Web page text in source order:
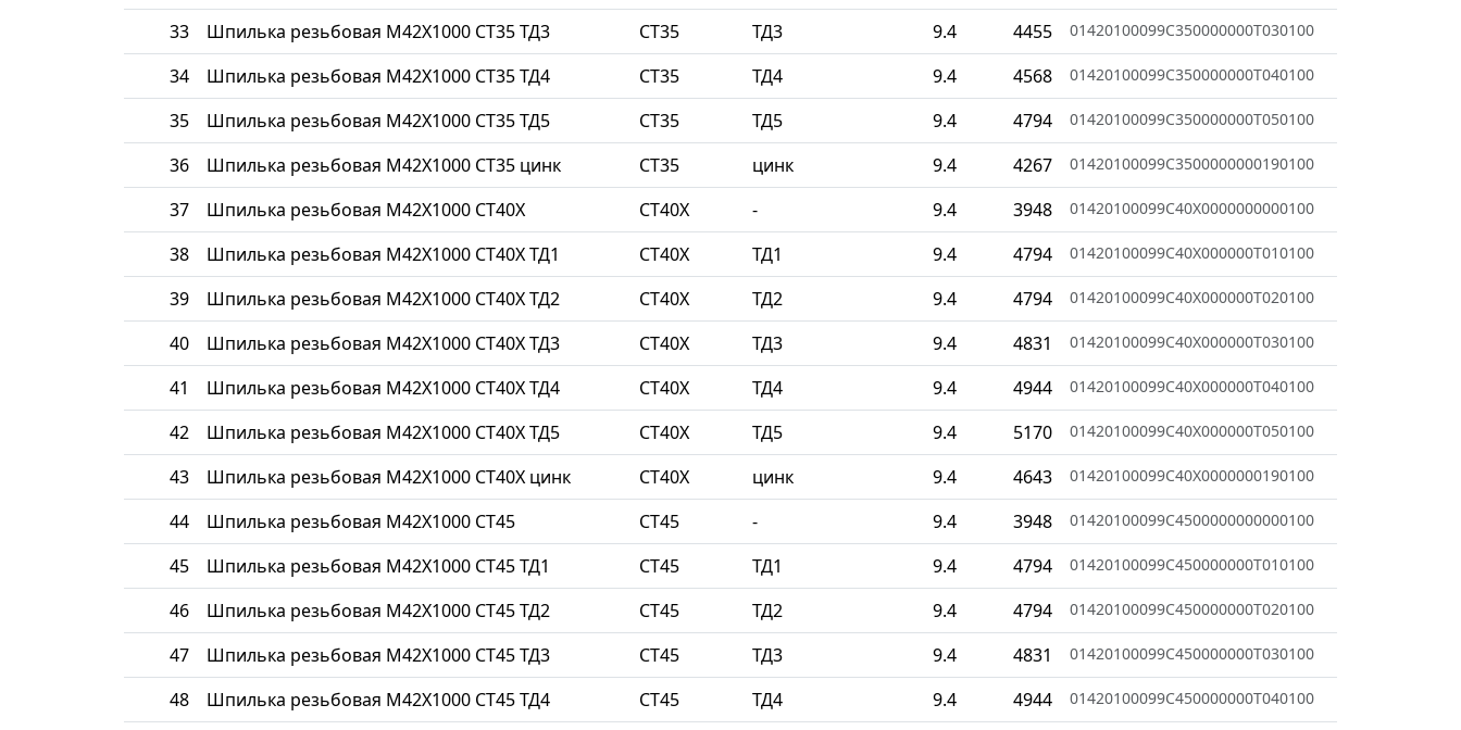
33 Шпилька резьбовая М42Х1000 СТ35 ТД3 СТ35 ТД3 9.4 4455 01420100099C350000000T030100
34 Шпилька резьбовая М42Х1000 СТ35 ТД4 СТ35 ТД4 9.4 4568 01420100099C350000000T040100
35 Шпилька резьбовая М42Х1000 СТ35 ТД5 СТ35 ТД5 9.4 4794 01420100099C350000000T050100
36 Шпилька резьбовая М42Х1000 СТ35 цинк СТ35 цинк 9.4 4267 01420100099C3500000000190100
37 Шпилька резьбовая М42Х1000 СТ40Х СТ40Х - 9.4 3948 01420100099C40X0000000000100
38 Шпилька резьбовая М42Х1000 СТ40Х ТД1 СТ40Х ТД1 9.4 4794 01420100099C40X000000T010100
39 Шпилька резьбовая М42Х1000 СТ40Х ТД2 СТ40Х ТД2 9.4 4794 01420100099C40X000000T020100
40 Шпилька резьбовая М42Х1000 СТ40Х ТД3 СТ40Х ТД3 9.4 4831 01420100099C40X000000T030100
41 Шпилька резьбовая М42Х1000 СТ40Х ТД4 СТ40Х ТД4 9.4 4944 01420100099C40X000000T040100
42 Шпилька резьбовая М42Х1000 СТ40Х ТД5 СТ40Х ТД5 9.4 5170 01420100099C40X000000T050100
43 Шпилька резьбовая М42Х1000 СТ40Х цинк СТ40Х цинк 9.4 4643 01420100099C40X0000000190100
44 Шпилька резьбовая М42Х1000 СТ45 СТ45 - 9.4 3948 01420100099C4500000000000100
45 Шпилька резьбовая М42Х1000 СТ45 ТД1 СТ45 ТД1 9.4 4794 01420100099C450000000T010100
46 Шпилька резьбовая М42Х1000 СТ45 ТД2 СТ45 ТД2 9.4 4794 01420100099C450000000T020100
47 Шпилька резьбовая М42Х1000 СТ45 ТД3 СТ45 ТД3 9.4 4831 01420100099C450000000T030100
48 Шпилька резьбовая М42Х1000 СТ45 ТД4 СТ45 ТД4 9.4 4944 01420100099C450000000T040100